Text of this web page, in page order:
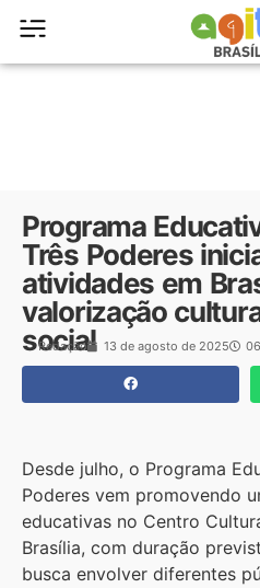
Programa
Três Poderes
atividades em
valorização
social
Redação 13 de agosto de 2025
Desde julho, o Programa
Poderes vem promovendo
educativas no Centro
Brasília, com duração
busca envolver diferentes